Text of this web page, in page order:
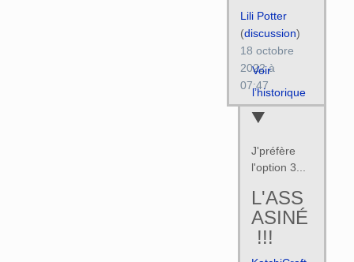
Voir
l’historique
Lili Potter
(discussion)
18 octobre
2022 à
07:47
J'préfère
l'option 3...
L'ASS
ASINÉ
!!!